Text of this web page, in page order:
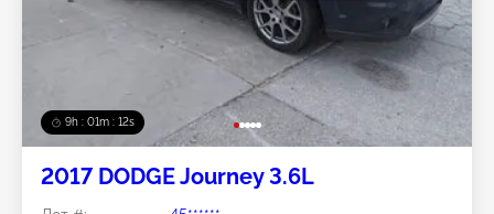
9h : 01m : 09s
2017 DODGE Journey 3.6L